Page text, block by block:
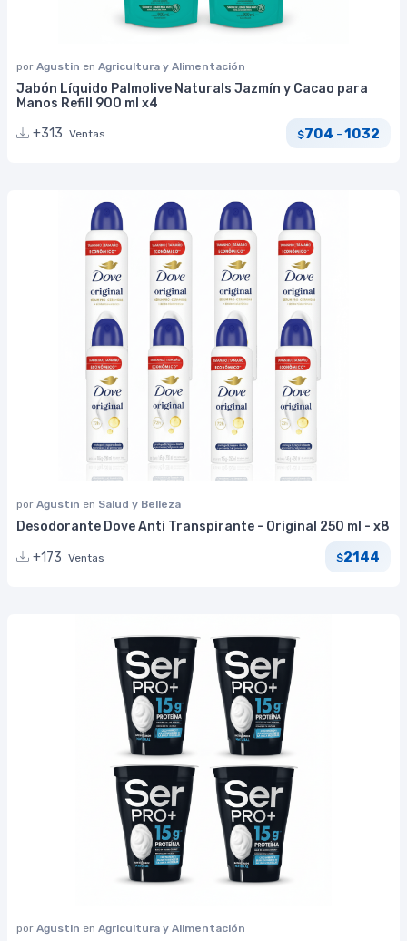
por Agustin en Agricultura y Alimentación
Jabón Líquido Palmolive Naturals Jazmín y Cacao para
Manos Refill 900 ml x4
+313 Ventas $704 -1032
por Agustin en Salud y Belleza
Desodorante Dove Anti Transpirante - Original 250 ml - x8
+173 Ventas $2144
por Agustin en Agricultura y Alimentación